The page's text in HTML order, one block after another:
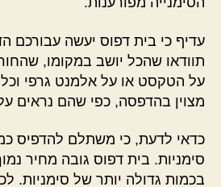
עדיף כי בית דפוס יעשה עבורכם
תוודאו שהכל יושב במקומו,
על הטקסט או על אלמנט גרפי
מצוין בהדפסה, כפי שהם נראים
כדאי לדעת, כי משתלם להדפיס
סימניות. בית דפוס גובה מחיר
בכמות גדולה יותר של סימניות.